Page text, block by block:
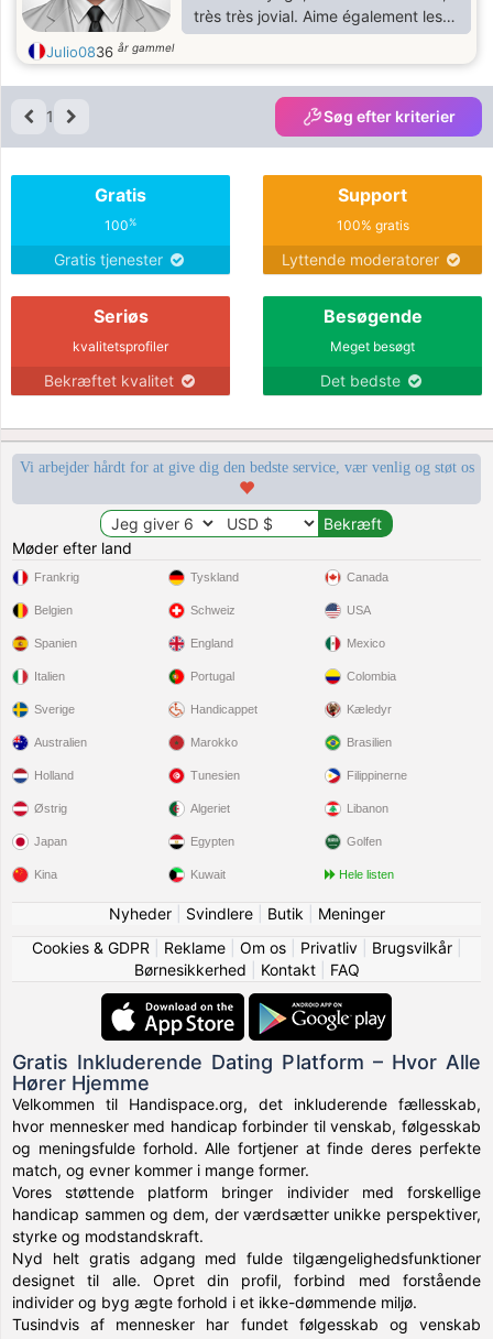
très très jovial. Aime également les
questions d'actualité. Suis à fond
dans une relation lorsque j'y suis.
Cependant j'aime pas les prises de
Julio0836 år gammel
1 Søg efter kriterier
Gratis
100%
Gratis tjenester
Support
100% gratis
Lyttende moderatorer
Seriøs
kvalitetsprofiler
Bekræftet kvalitet
Besøgende
Meget besøgt
Det bedste
Vi arbejder hårdt for at give dig den bedste service, vær venlig og støt os
Møder efter land
Frankrig
Belgien
Spanien
Italien
Sverige
Tyskland
Schweiz
England
Portugal
Handicappet
Canada
USA
Mexico
Colombia
Kæledyr
Australien
Holland
Østrig
Japan
Kina
Marokko
Tunesien
Algeriet
Egypten
Kuwait
Brasilien
Filippinerne
Libanon
Golfen
Hele listen
Nyheder| Svindlere| Butik
Meninger
Cookies & GDPR
Reklame| Om os| Privatliv| Brugsvilkår|
Børnesikkerhed
Kontakt| FAQ
Gratis Inkluderende Dating Platform – Hvor Alle
Hører Hjemme
Velkommen til Handispace.org, det inkluderende fællesskab,
hvor mennesker med handicap forbinder til venskab, følgesskab
og meningsfulde forhold. Alle fortjener at finde deres perfekte
match, og evner kommer i mange former.
Vores støttende platform bringer individer med forskellige
handicap sammen og dem, der værdsætter unikke perspektiver,
styrke og modstandskraft.
Nyd helt gratis adgang med fulde tilgængelighedsfunktioner
designet til alle. Opret din profil, forbind med forstående
individer og byg ægte forhold i et ikke-dømmende miljø.
Tusindvis af mennesker har fundet følgesskab og venskab